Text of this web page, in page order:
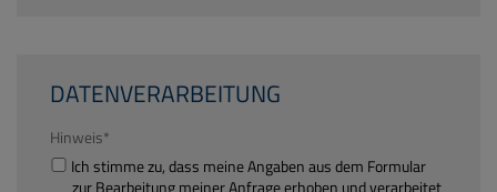
DATENVERARBEITUNG
Hinweis*
zur Bearbeitung meiner Anfrage erhoben und verarbeitet